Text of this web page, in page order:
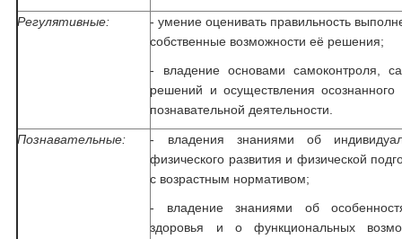
Регулятивные:
- умение оценивать правильность
собственные возможности её решения;
- владение основами самоконтроля,
решений и осуществления
познавательной деятельности.
Познавательные:
- владения знаниями об
физического развития и физической
с возрастным нормативом;
- владение знаниями об
здоровья и о функциональных